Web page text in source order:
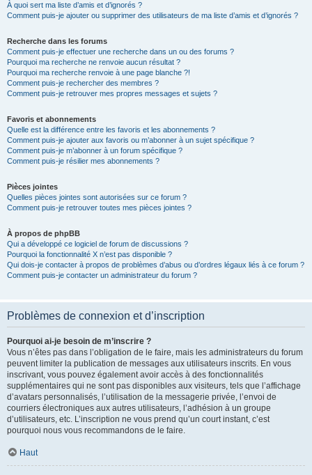
À quoi sert ma liste d’amis et d’ignorés ?
Comment puis-je ajouter ou supprimer des utilisateurs de ma liste d’amis et d’ignorés ?
Recherche dans les forums
Comment puis-je effectuer une recherche dans un ou des forums ?
Pourquoi ma recherche ne renvoie aucun résultat ?
Pourquoi ma recherche renvoie à une page blanche ?!
Comment puis-je rechercher des membres ?
Comment puis-je retrouver mes propres messages et sujets ?
Favoris et abonnements
Quelle est la différence entre les favoris et les abonnements ?
Comment puis-je ajouter aux favoris ou m’abonner à un sujet spécifique ?
Comment puis-je m’abonner à un forum spécifique ?
Comment puis-je résilier mes abonnements ?
Pièces jointes
Quelles pièces jointes sont autorisées sur ce forum ?
Comment puis-je retrouver toutes mes pièces jointes ?
À propos de phpBB
Qui a développé ce logiciel de forum de discussions ?
Pourquoi la fonctionnalité X n’est pas disponible ?
Qui dois-je contacter à propos de problèmes d’abus ou d’ordres légaux liés à ce forum ?
Comment puis-je contacter un administrateur du forum ?
Problèmes de connexion et d’inscription
Pourquoi ai-je besoin de m’inscrire ?
Vous n’êtes pas dans l’obligation de le faire, mais les administrateurs du forum
peuvent limiter la publication de messages aux utilisateurs inscrits. En vous
inscrivant, vous pouvez également avoir accès à des fonctionnalités
supplémentaires qui ne sont pas disponibles aux visiteurs, tels que l’affichage
d’avatars personnalisés, l’utilisation de la messagerie privée, l’envoi de
courriers électroniques aux autres utilisateurs, l’adhésion à un groupe
d’utilisateurs, etc. L’inscription ne vous prend qu’un court instant, c’est
pourquoi nous vous recommandons de le faire.
Haut